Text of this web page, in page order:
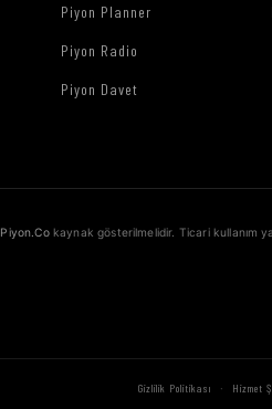
Piyon Planner
Piyon Radio
Piyon Davet
Piyon.Cokaynak gösterilmelidir. Ticari kullanım
Gizlilik Politikası · Hizmet